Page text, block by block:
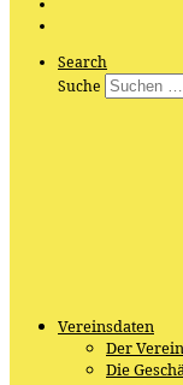
Search
Suche
Vereinsdaten
Der Verein
Die